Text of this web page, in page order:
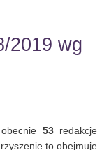
2019 wg
53redakcje
to obejmuje